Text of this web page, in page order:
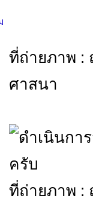
ที่ถ่ายภาพ :
ศาสนา
ที่ถ่ายภาพ :